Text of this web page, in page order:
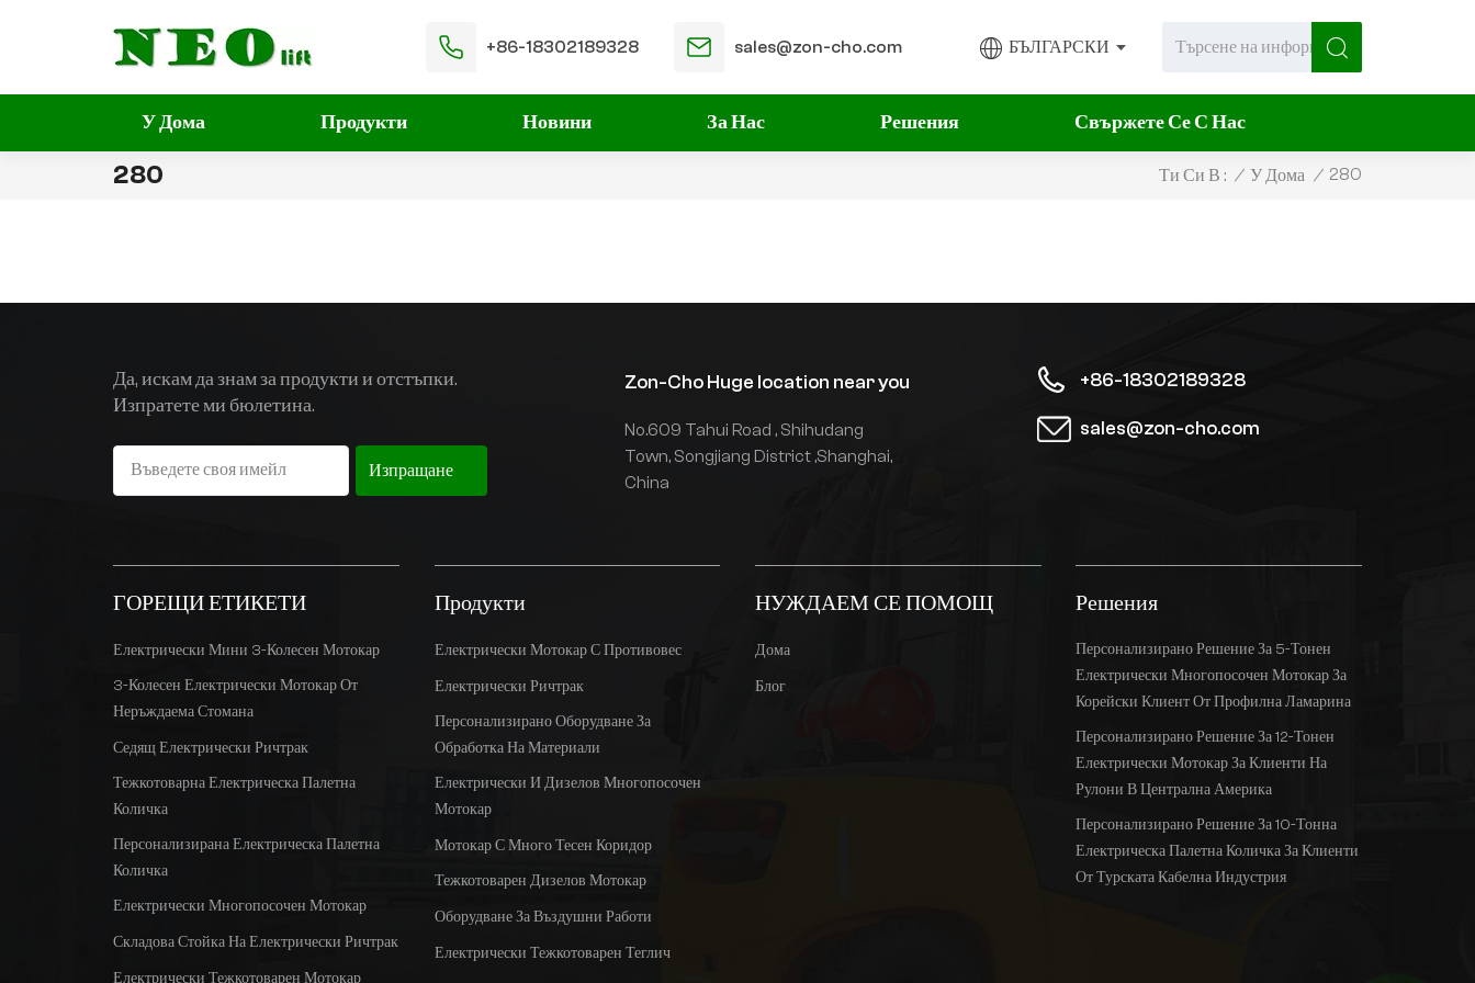
+86-18302189328 sales@zon-cho.com БЪЛГАРСКИ
У Дома Продукти Новини За Нас Решения Свържете Се С Нас
280 Ти Си В : / У Дома / 280
Да, искам да знам за продукти и отстъпки.
Изпратете ми бюлетина.
Изпращане
Zon-Cho Huge location near you
No.609 Tahui Road , Shihudang
Town, Songjiang District ,Shanghai,
China
+86-18302189328
sales@zon-cho.com
ГОРЕЩИ ЕТИКЕТИ
Електрически Мини 3-Колесен Мотокар
3-Колесен Електрически Мотокар От
Неръждаема Стомана
Седящ Електрически Ричтрак
Тежкотоварна Електрическа Палетна
Количка
Персонализирана Електрическа Палетна
Количка
Електрически Многопосочен Мотокар
Складова Стойка На Електрически Ричтрак
Електрически Тежкотоварен Мотокар
Продукти
Електрически Мотокар С Противовес
Електрически Ричтрак
Персонализирано Оборудване За
Обработка На Материали
Електрически И Дизелов Многопосочен
Мотокар
Мотокар С Много Тесен Коридор
Тежкотоварен Дизелов Мотокар
Оборудване За Въздушни Работи
Електрически Тежкотоварен Теглич
НУЖДАЕМ СЕ ПОМОЩ
Дома
Блог
Решения
Персонализирано Решение За 5-Тонен
Електрически Многопосочен Мотокар За
Корейски Клиент От Профилна Ламарина
Персонализирано Решение За 12-Тонен
Електрически Мотокар За Клиенти На
Рулони В Централна Америка
Персонализирано Решение За 10-Тонна
Електрическа Палетна Количка За Клиенти
От Турската Кабелна Индустрия